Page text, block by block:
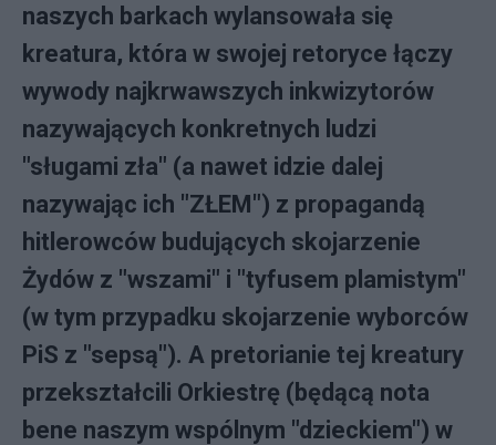
naszych barkach wylansowała się
kreatura, która w swojej retoryce łączy
wywody najkrwawszych inkwizytorów
nazywających konkretnych ludzi
"sługami zła" (a nawet idzie dalej
nazywając ich "ZŁEM") z propagandą
hitlerowców budujących skojarzenie
Żydów z "wszami" i "tyfusem plamistym"
(w tym przypadku skojarzenie wyborców
PiS z "sepsą"). A pretorianie tej kreatury
przekształcili Orkiestrę (będącą nota
bene naszym wspólnym "dzieckiem") w